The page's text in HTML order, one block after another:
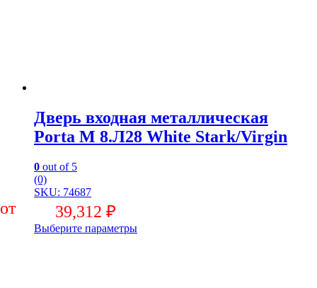
Дверь входная металлическая
Porta M 8.Л28 White Stark/Virgin
0 out of 5
(0)
SKU: 74687
39,312 ₽
Выберите параметры